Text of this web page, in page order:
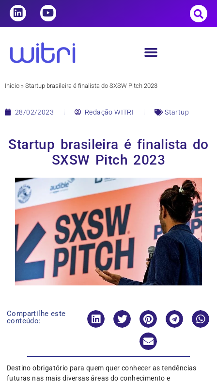
Início » Startup brasileira é finalista do SXSW Pitch 2023
28/02/2023 Redação WITRI Startup
Startup brasileira é finalista do
SXSW Pitch 2023
Compartilhe este
conteúdo:
Destino obrigatório para quem quer conhecer as tendências
futuras nas mais diversas áreas do conhecimento e